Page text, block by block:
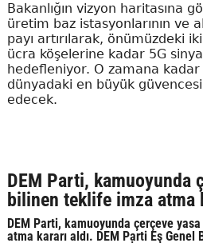
Bakanlığın vizyon haritasına
üretim baz istasyonlarının ve
payı artırılarak, önümüzdeki
ücra köşelerine kadar 5G
hedefleniyor. O zamana
dünyadaki en büyük
edecek.
DEM Parti, kamuoyunda
bilinen teklife imza atma
DEM Parti, kamuoyunda çerçeve
atma kararı aldı. DEM Parti Eş Genel